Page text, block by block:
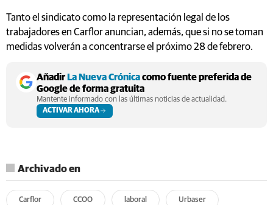
Tanto el sindicato como la representación legal de los
trabajadores en Carflor anuncian, además, que si no se toman
medidas volverán a concentrarse el próximo 28 de febrero.
AñadirLa Nueva Crónicacomo fuente preferida de
Google de forma gratuita
Mantente informado con las últimas noticias de actualidad.
ACTIVAR AHORA
Archivado en
Carflor CCOO laboral Urbaser